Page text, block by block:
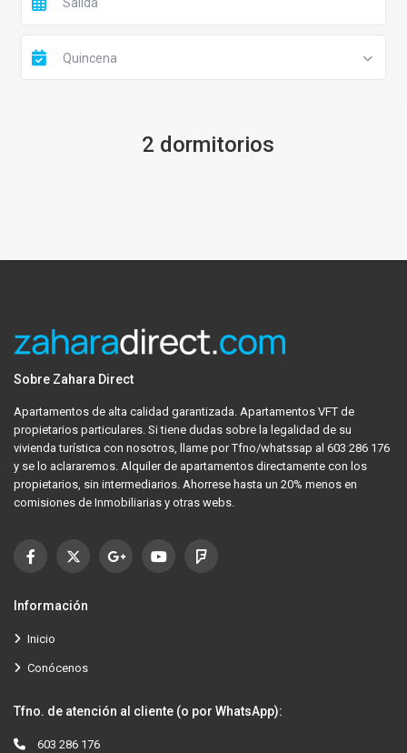
Quincena
2 dormitorios
Sobre Zahara Direct
Apartamentos de alta calidad garantizada. Apartamentos VFT de
propietarios particulares. Si tiene dudas sobre la legalidad de su
vivienda turística con nosotros, llame por Tfno/whatssap al 603 286 176
y se lo aclararemos. Alquiler de apartamentos directamente con los
propietarios, sin intermediarios. Ahorrese hasta un 20% menos en
comisiones de Inmobiliarias y otras webs.
Información
Inicio
Conócenos
Tfno. de atención al cliente (o por WhatsApp):
603 286 176